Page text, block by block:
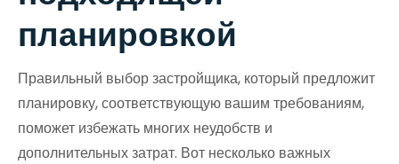
планировкой
Правильный выбор застройщика, который предложит
планировку, соответствующую вашим требованиям,
поможет избежать многих неудобств и
дополнительных затрат. Вот несколько важных